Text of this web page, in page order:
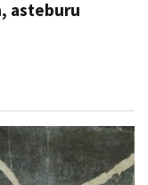
asteburu